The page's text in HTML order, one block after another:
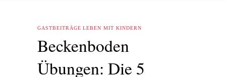
GASTBEITRÄGE LEBEN MIT KINDERN
Beckenboden
Übungen: Die 5